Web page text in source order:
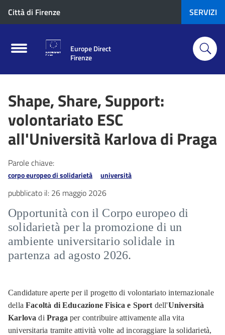
Città di Firenze SERVIZI
Europe Direct
Firenze
Shape, Share, Support:
volontariato ESC
all'Università Karlova di Praga
Parole chiave:
corpo europeo di solidarietà università
pubblicato il: 26 maggio 2026
Opportunità con il Corpo europeo di
solidarietà per la promozione di un
ambiente universitario solidale in
partenza ad agosto 2026.
Candidature aperte per il progetto di volontariato internazionale
dellaFacoltà di Educazione Fisica e Sport dell'Università
Karlova di Pragaper contribuire attivamente alla vita
universitaria tramite attività volte ad incoraggiare la solidarietà,